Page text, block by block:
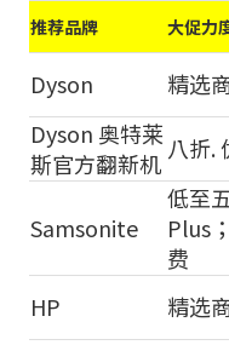
推荐品牌 大促力
Dyson 精选
Dyson 奥特莱
斯官方翻新机 八折.
Samsonite
低至
Plus
费
HP 精选